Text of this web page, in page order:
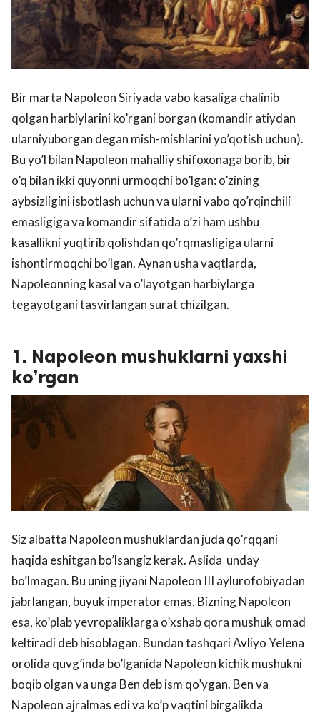
Bir marta Napoleon Siriyada vabo kasaliga chalinib
qolgan harbiylarini ko’rgani borgan (komandir atiydan
ularniyuborgan degan mish-mishlarini yo’qotish uchun).
Bu yo’l bilan Napoleon mahalliy shifoxonaga borib, bir
o’q bilan ikki quyonni urmoqchi bo’lgan: o’zining
aybsizligini isbotlash uchun va ularni vabo qo’rqinchili
emasligiga va komandir sifatida o’zi ham ushbu
kasallikni yuqtirib qolishdan qo’rqmasligiga ularni
ishontirmoqchi bo’lgan. Aynan usha vaqtlarda,
Napoleonning kasal va o’layotgan harbiylarga
tegayotgani tasvirlangan surat chizilgan.
1. Napoleon mushuklarni yaxshi
ko’rgan
Siz albatta Napoleon mushuklardan juda qo’rqqani
haqida eshitgan bo’lsangiz kerak. Aslida unday
bo’lmagan. Bu uning jiyani Napoleon III aylurofobiyadan
jabrlangan, buyuk imperator emas. Bizning Napoleon
esa, ko’plab yevropaliklarga o’xshab qora mushuk omad
keltiradi deb hisoblagan. Bundan tashqari Avliyo Yelena
orolida quvg’inda bo’lganida Napoleon kichik mushukni
boqib olgan va unga Ben deb ism qo’ygan. Ben va
Napoleon ajralmas edi va ko’p vaqtini birgalikda